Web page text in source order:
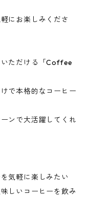
にお楽しみくださ
いただける「Coffee
で本格的なコーヒー
ンで大活躍してくれ
気軽に楽しみたい
しいコーヒーを飲み